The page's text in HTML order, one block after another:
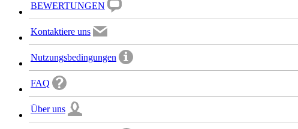
BEWERTUNGEN
Kontaktiere uns
Nutzungsbedingungen
FAQ
Über uns